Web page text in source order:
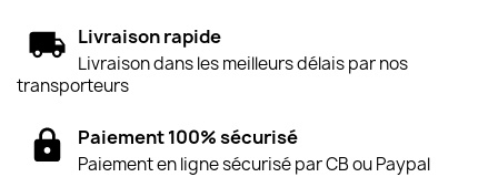
Livraison rapide
Livraison dans les meilleurs délais par nos
transporteurs
Paiement 100% sécurisé
Paiement en ligne sécurisé par CB ou Paypal